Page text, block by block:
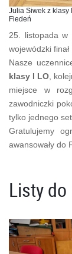
Julia Siwek z klasy
Fiedeń
25. listopada w
wojewódzki
Nasze
klasy I LO ,
miejsce w
zawodniczki
tylko jednego
Gratulujemy
awansowały do
Listy